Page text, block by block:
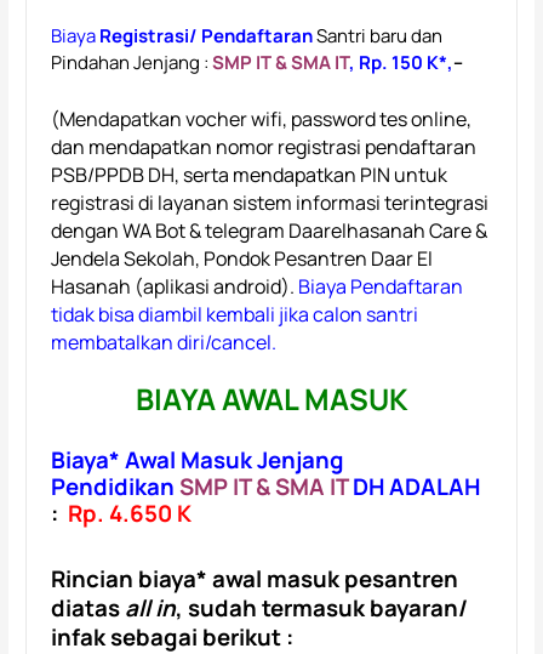
BiayaRegistrasi/ PendaftaranSantri baru dan
Pindahan Jenjang :SMP IT &SMA IT, Rp. 150 K*,–
(Mendapatkan vocher wifi, password tes online,
dan mendapatkan nomor registrasi pendaftaran
PSB/PPDB DH, serta mendapatkan PIN untuk
registrasi di layanan sistem informasi terintegrasi
dengan WA Bot & telegram Daarelhasanah Care &
Jendela Sekolah, Pondok Pesantren Daar El
Hasanah (aplikasi android). Biaya Pendaftaran
tidak bisa diambil kembali jika calon santri
membatalkan diri/cancel.
BIAYA AWAL MASUK
Biaya* Awal Masuk Jenjang
PendidikanSMP IT & SMA ITDH ADALAH
: Rp. 4.650 K
Rincian biaya* awal masuk pesantren
diatasall in, sudah termasuk bayaran/
infak sebagai berikut :